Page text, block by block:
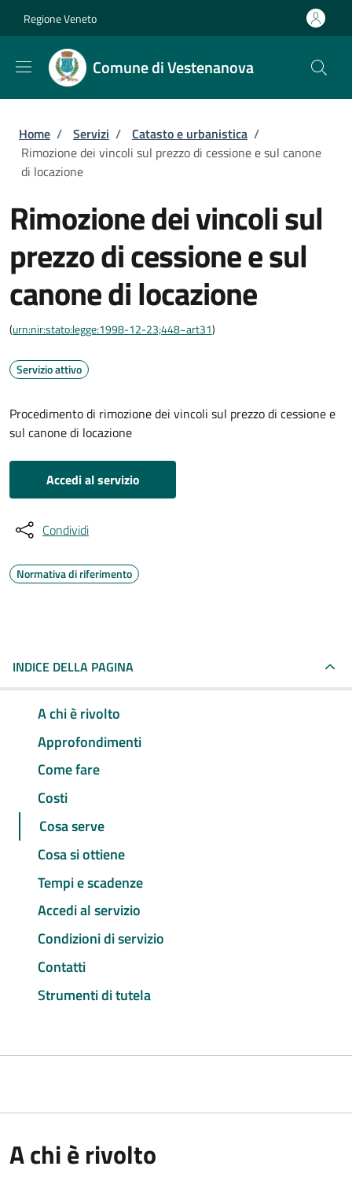
Regione Veneto
Comune di Vestenanova
Briciole di pane
Home / Servizi / Catasto e urbanistica /
Rimozione dei vincoli sul prezzo di cessione e sul canone
di locazione
Rimozione dei vincoli sul
prezzo di cessione e sul
canone di locazione
(urn:nir:stato:legge:1998-12-23;448~art31)
Servizio attivo
Procedimento di rimozione dei vincoli sul prezzo di cessione e
sul canone di locazione
Accedi al servizio
Condividi
Normativa di riferimento
INDICE DELLA PAGINA
A chi è rivolto
Approfondimenti
Come fare
Costi
Cosa serve
Cosa si ottiene
Tempi e scadenze
Accedi al servizio
Condizioni di servizio
Contatti
Strumenti di tutela
A chi è rivolto